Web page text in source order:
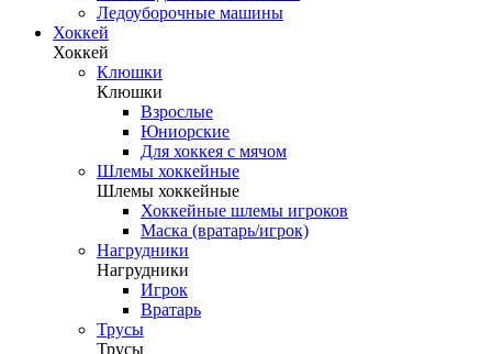
Ледоуборочные машины
Хоккей
Хоккей
Клюшки
Клюшки
Взрослые
Юниорские
Для хоккея с мячом
Шлемы хоккейные
Шлемы хоккейные
Хоккейные шлемы игроков
Маска (вратарь/игрок)
Нагрудники
Нагрудники
Игрок
Вратарь
Трусы
Трусы